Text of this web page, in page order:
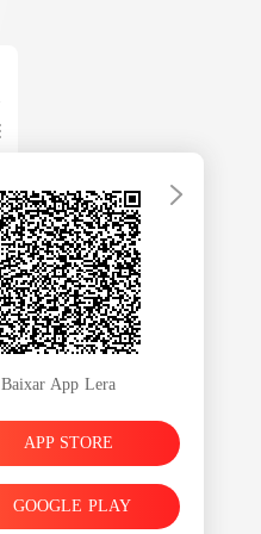
Baixar App Lera
APP STORE
GOOGLE PLAY